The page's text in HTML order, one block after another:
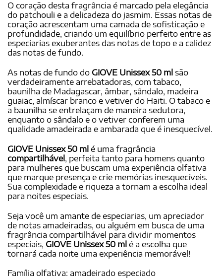
O coração desta fragrância é marcado pela elegância
do patchouli e a delicadeza do jasmim. Essas notas de
coração acrescentam uma camada de sofisticação e
profundidade, criando um equilíbrio perfeito entre as
especiarias exuberantes das notas de topo e a calidez
das notas de fundo.
As notas de fundo do GIOVE Unissex 50 ml são
verdadeiramente arrebatadoras, com tabaco,
baunilha de Madagascar, âmbar, sândalo, madeira
guaiac, almíscar branco e vetiver do Haiti. O tabaco e
a baunilha se entrelaçam de maneira sedutora,
enquanto o sândalo e o vetiver conferem uma
qualidade amadeirada e ambarada que é inesquecível.
GIOVE Unissex 50 ml é uma fragrância
compartilhável, perfeita tanto para homens quanto
para mulheres que buscam uma experiência olfativa
que marque presença e crie memórias inesquecíveis.
Sua complexidade e riqueza a tornam a escolha ideal
para noites especiais.
Seja você um amante de especiarias, um apreciador
de notas amadeiradas, ou alguém em busca de uma
fragrância compartilhável para dividir momentos
especiais, GIOVE Unissex 50 ml é a escolha que
tornará cada noite uma experiência memorável!
Família olfativa: amadeirado especiado